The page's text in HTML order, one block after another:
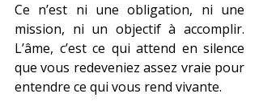
Ce n’est ni une obligation, ni une
mission, ni un objectif à accomplir.
L’âme, c’est ce qui attend en silence
que vous redeveniez assez vraie pour
entendre ce qui vous rend vivante.